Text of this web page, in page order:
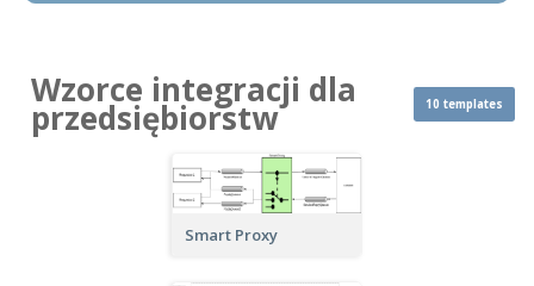
Wzorce integracji dla
przedsiębiorstw 10 templates
Smart Proxy